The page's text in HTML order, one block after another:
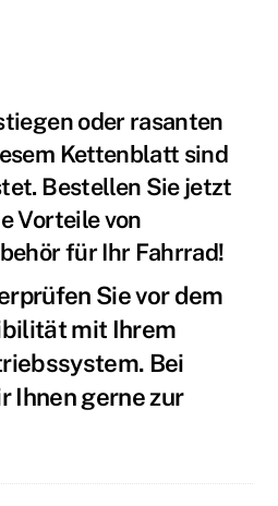
oder rasanten
Kettenblatt sind
Bestellen Sie jetzt
Vorteile von
für Ihr Fahrrad!
Sie vor dem
mit Ihrem
Bei
Ihnen gerne zur